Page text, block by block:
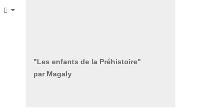
"Les enfants de la Préhistoire"
par Magaly